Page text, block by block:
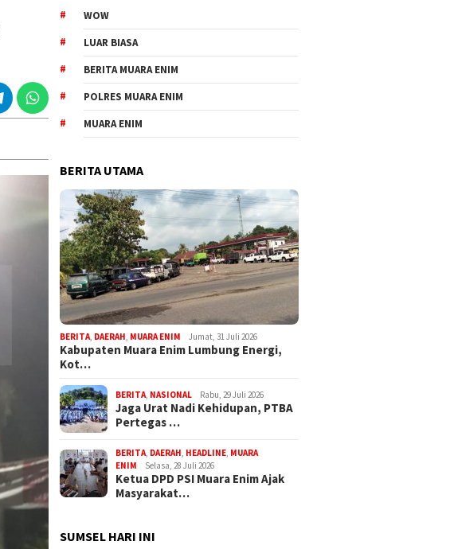
WOW
LUAR BIASA
BERITA MUARA ENIM
POLRES MUARA ENIM
MUARA ENIM
BERITA UTAMA
BERITA DAERAH MUARA ENIM Jumat, 31 Juli 2026
Kabupaten Muara Enim Lumbung Energi,
Kot…
BERITA NASIONAL Rabu, 29 Juli 2026
Jaga Urat Nadi Kehidupan, PTBA
Pertegas …
BERITA DAERAH HEADLINE MUARA
ENIM
Selasa, 28 Juli 2026
Ketua DPD PSI Muara Enim Ajak
Masyarakat…
SUMSEL HARI INI